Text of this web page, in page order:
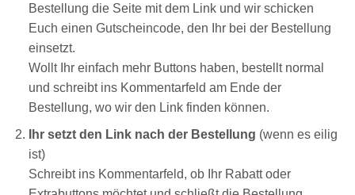
Bestellung die Seite mit dem Link und wir schicken
Euch einen Gutscheincode, den Ihr bei der Bestellung
einsetzt.
Wollt Ihr einfach mehr Buttons haben, bestellt normal
und schreibt ins Kommentarfeld am Ende der
Bestellung, wo wir den Link finden können.
Ihr setzt den Link nach der Bestellung (wenn es eilig
ist)
Schreibt ins Kommentarfeld, ob Ihr Rabatt oder